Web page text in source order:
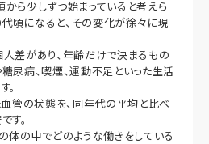
ら少しずつ始まっていると考えら
頃になると、その変化が徐々に現
差があり、年齢だけで決まるもの
尿病、喫煙、運動不足といった生活
。
血管の状態を、同年代の平均と比べ
す。
体の中でどのような働きをしている